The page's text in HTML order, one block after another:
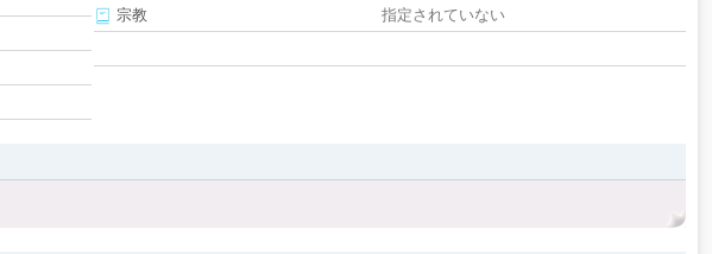
宗教
指定されていない